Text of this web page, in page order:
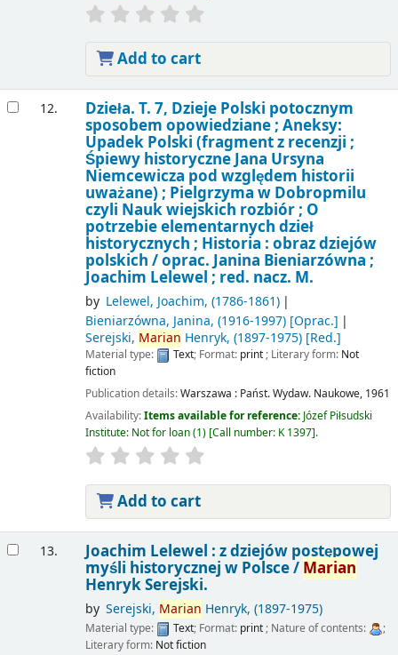
Add to cart
12. Dzieła. T. 7, Dzieje Polski potocznym
sposobem opowiedziane ; Aneksy:
Upadek Polski (fragment z recenzji ;
Śpiewy historyczne Jana Ursyna
Niemcewicza pod względem historii
uważane) ; Pielgrzyma w Dobropmilu
czyli Nauk wiejskich rozbiór ; O
potrzebie elementarnych dzieł
historycznych ; Historia : obraz dziejów
polskich /oprac. Janina Bieniarzówna ;
Joachim Lelewel ; red. nacz. M.
by Lelewel, Joachim, (1786-1861)
Bieniarzówna, Janina, (1916-1997)[Oprac.]
Serejski, Marian Henryk, (1897-1975)[Red.]
Material type: Text; Format: print; Literary form: Not
fiction
Publication details:Warszawa : Państ. Wydaw. Naukowe, 1961
Availability:Items available for reference: Józef Piłsudski
Institute: Not for loan(1) Call number: K 1397 .
Add to cart
13. Joachim Lelewel : z dziejów postępowej
myśli historycznej w Polsce / Marian
Henryk Serejski.
by Serejski, Marian Henryk, (1897-1975)
Material type: Text; Format: print; Nature of contents:
;
Literary form: Not fiction